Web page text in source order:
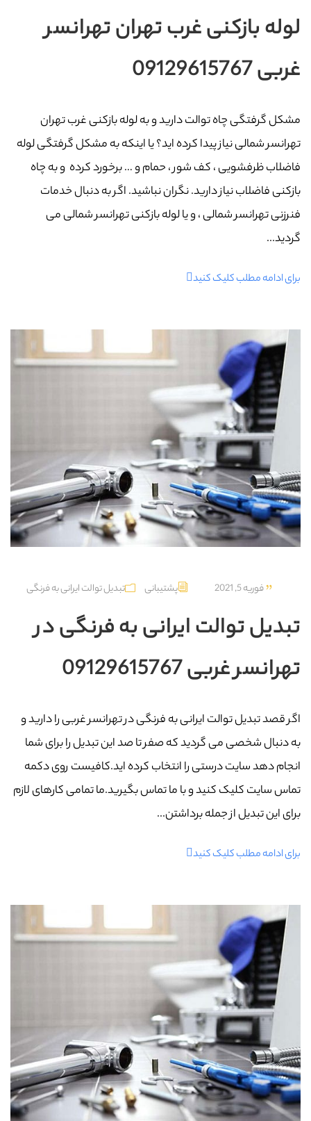
لوله بازکنی غرب تهران تهرانسر
غربی 09129615767
مشکل گرفتگی چاه توالت دارید و به لوله بازکنی غرب تهران
تهرانسر شمالی نیاز پیدا کرده اید؟ یا اینکه به مشکل گرفتگی لوله
فاضلاب ظرفشویی ، کف شور ، حمام و … برخورد کرده و به چاه
بازکنی فاضلاب نیاز دارید. نگران نباشید. اگر به دنبال خدمات
فنرزنی تهرانسر شمالی ، و یا لوله بازکنی تهرانسر شمالی می
گردید...
برای ادامه مطلب کلیک کنید
فوریه 5, 2021 پشتیبانی تبدیل توالت ایرانی به فرنگی
تبدیل توالت ایرانی به فرنگی در
تهرانسر غربی 09129615767
اگر قصد تبدیل توالت ایرانی به فرنگی در تهرانسر غربی را دارید و
به دنبال شخصی می گردید که صفر تا صد این تبدیل را برای شما
انجام دهد سایت درستی را انتخاب کرده اید.کافیست روی دکمه
تماس سایت کلیک کنید و با ما تماس بگیرید.ما تمامی کارهای لازم
برای این تبدیل از جمله برداشتن...
برای ادامه مطلب کلیک کنید